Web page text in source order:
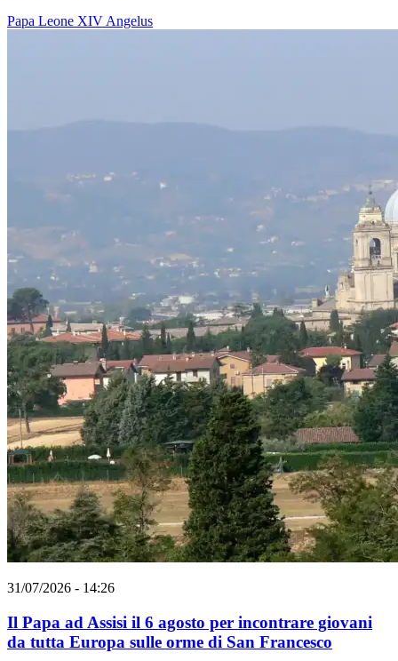
Papa Leone XIVAngelus
31/07/2026 - 14:26
Il Papa ad Assisi il 6 agosto per incontrare giovani
da tutta Europa sulle orme di San Francesco